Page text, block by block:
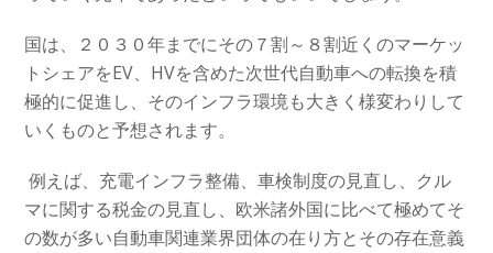
国は、２０３０年までにその７割～８割近くのマーケッ
トシェアをEV、HVを含めた次世代自動車への転換を積
極的に促進し、そのインフラ環境も大きく様変わりして
いくものと予想されます。
例えば、充電インフラ整備、車検制度の見直し、クル
マに関する税金の見直し、欧米諸外国に比べて極めてそ
の数が多い自動車関連業界団体の在り方とその存在意義